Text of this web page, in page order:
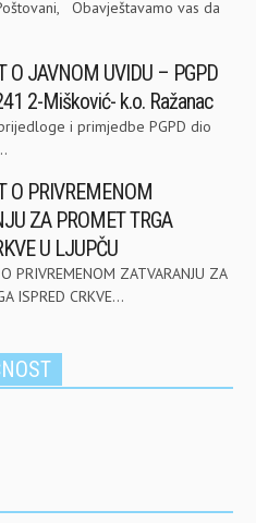
Obavještavamo vas da
O JAVNOM UVIDU – PGPD
2-Mišković- k.o. Ražanac
i primjedbe PGPD dio
O PRIVREMENOM
ZA PROMET TRGA
U LJUPČU
PRIVREMENOM ZATVARANJU ZA
ISPRED CRKVE...